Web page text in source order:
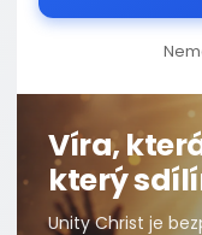
Víra,
který
Unity Christ je